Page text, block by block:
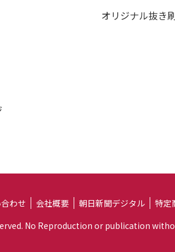
オリジナル抜き
わせ 会社概要 朝日新聞デジタル
特定
No Reproduction or publication